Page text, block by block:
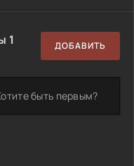
1
ДОБАВИТЬ
быть первым?